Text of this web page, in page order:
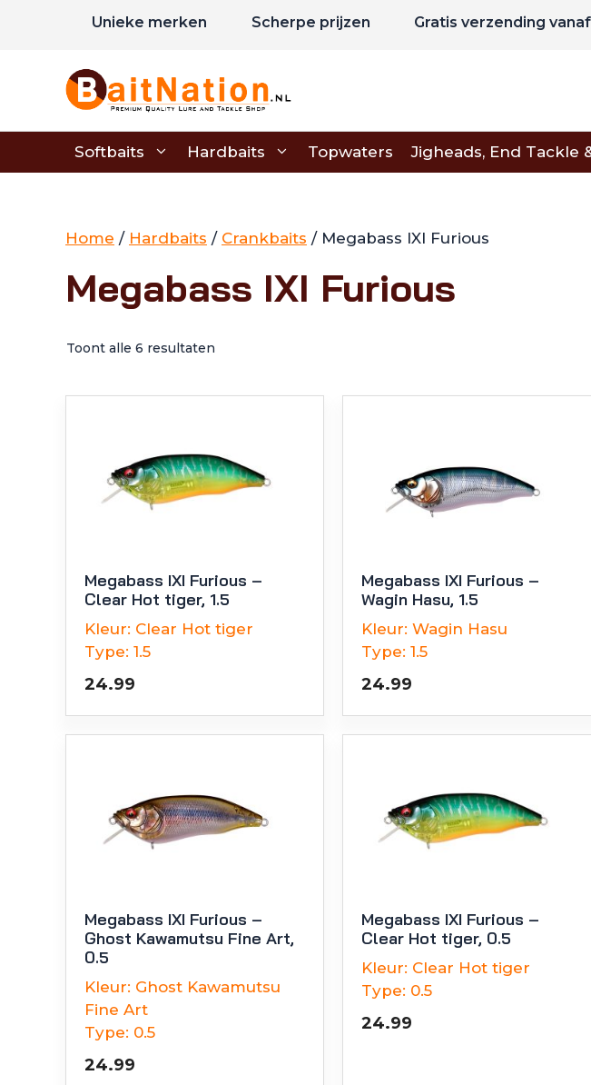
Unieke merken Scherpe prijzen Gratis verzending
Softbaits Hardbaits Topwaters Jigheads, End Tackle
Home / Hardbaits / Crankbaits / Megabass IXI Furious
Megabass IXI Furious
Toont alle 6 resultaten
Megabass IXI Furious –
Clear Hot tiger, 1.5
Kleur: Clear Hot tiger
Type: 1.5
24.99
Megabass IXI Furious –
Wagin Hasu, 1.5
Kleur: Wagin Hasu
Type: 1.5
24.99
Megabass IXI Furious –
Ghost Kawamutsu Fine Art,
0.5
Kleur: Ghost Kawamutsu
Fine Art
Type: 0.5
24.99
Megabass IXI Furious –
Clear Hot tiger, 0.5
Kleur: Clear Hot tiger
Type: 0.5
24.99